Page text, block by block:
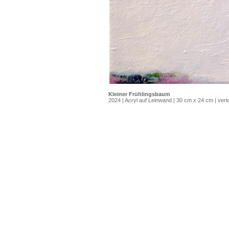
Kleiner Frühlingsbaum
2024 | Acryl auf Leinwand | 30 cm x 24 cm |